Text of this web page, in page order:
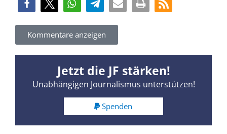
Kommentare anzeigen
Jetzt die JF stärken!
Unabhängigen Journalismus unterstützen!
Spenden